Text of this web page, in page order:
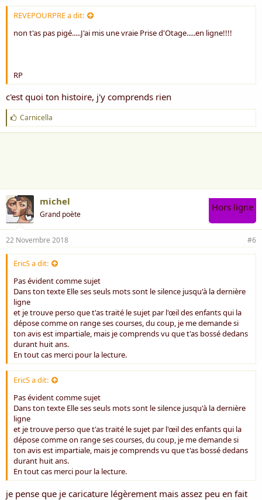
REVEPOURPRE a dit:
non t'as pas pigé.....J'ai mis une vraie Prise d'Otage.....en ligne!!!!
RP
c'est quoi ton histoire, j'y comprends rien
J
'
a
Carnicella
michel
Grand poète
Hors ligne
22 Novembre 2018 #6
EricS a dit:
Pas évident comme sujet
Dans ton texte Elle ses seuls mots sont le silence jusqu'à la dernière
ligne
et je trouve perso que t'as traité le sujet par l'œil des enfants qui la
dépose comme on range ses courses, du coup, je me demande si
ton avis est impartiale, mais je comprends vu que t'as bossé dedans
durant huit ans.
En tout cas merci pour la lecture.
EricS a dit:
Pas évident comme sujet
Dans ton texte Elle ses seuls mots sont le silence jusqu'à la dernière
ligne
et je trouve perso que t'as traité le sujet par l'œil des enfants qui la
dépose comme on range ses courses, du coup, je me demande si
ton avis est impartiale, mais je comprends vu que t'as bossé dedans
durant huit ans.
En tout cas merci pour la lecture.
je pense que je caricature légèrement mais assez peu en fait